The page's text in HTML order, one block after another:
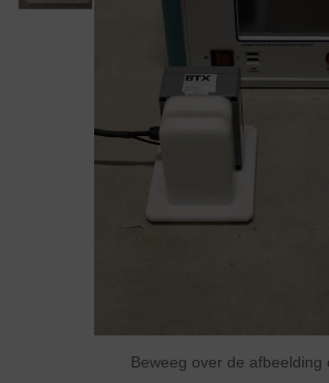
Beweeg over de afbeelding